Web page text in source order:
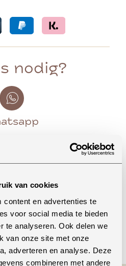
van cookies
content en advertenties te
voor social media te bieden
te analyseren. Ook delen we
van onze site met onze
adverteren en analyse. Deze
combineren met andere
nodig?